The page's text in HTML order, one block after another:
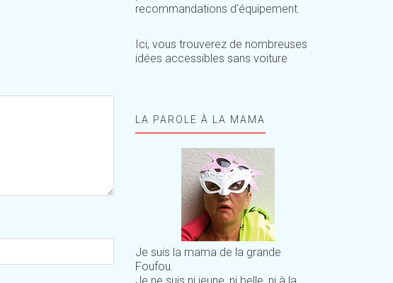
recommandations d'équipement.
Ici, vous trouverez de nombreuses
idées accessibles sans voiture
LA PAROLE À LA MAMA
Je suis la mama de la grande
Foufou.
Je ne suis ni jeune, ni belle, ni à la